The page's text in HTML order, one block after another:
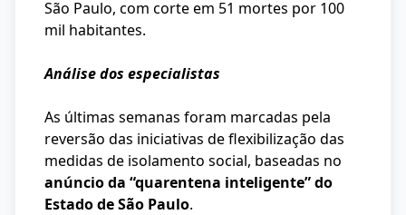
São Paulo, com corte em 51 mortes por 100
mil habitantes.
Análise dos especialistas
As últimas semanas foram marcadas pela
reversão das iniciativas de flexibilização das
medidas de isolamento social, baseadas no
anúncio da “quarentena inteligente” do
Estado de São Paulo.